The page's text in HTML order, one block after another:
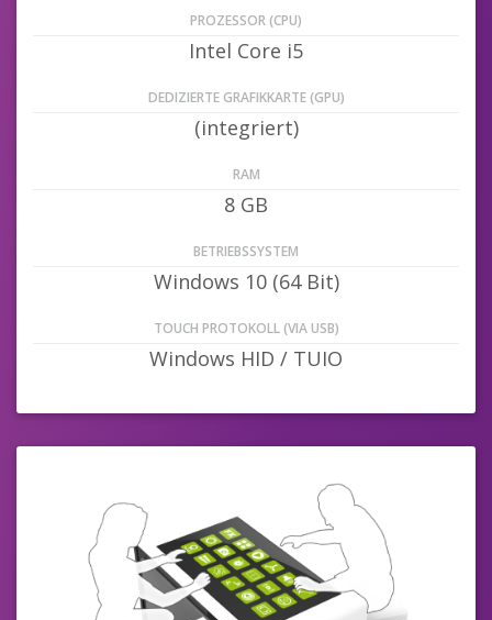
PROZESSOR (CPU)
Intel Core i5
DEDIZIERTE GRAFIKKARTE (GPU)
(integriert)
RAM
8 GB
BETRIEBSSYSTEM
Windows 10 (64 Bit)
TOUCH PROTOKOLL (VIA USB)
Windows HID / TUIO